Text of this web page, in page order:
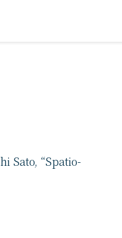
Sato, “Spatio-